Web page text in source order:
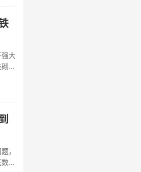
大
血
思
，
高